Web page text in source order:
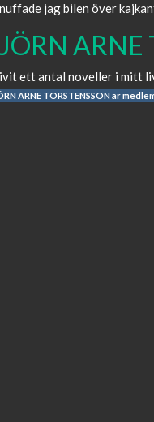
jag bilen över
ARNE
ett antal noveller i mitt
ARNE TORSTENSSON är